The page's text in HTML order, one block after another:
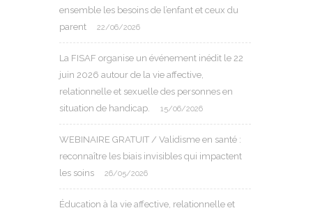
ensemble les besoins de l’enfant et ceux du
parent
22/06/2026
La FISAF organise un événement inédit le 22
juin 2026 autour de la vie affective,
relationnelle et sexuelle des personnes en
situation de handicap.
15/06/2026
WEBINAIRE GRATUIT / Validisme en santé :
reconnaître les biais invisibles qui impactent
les soins
26/05/2026
Éducation à la vie affective, relationnelle et